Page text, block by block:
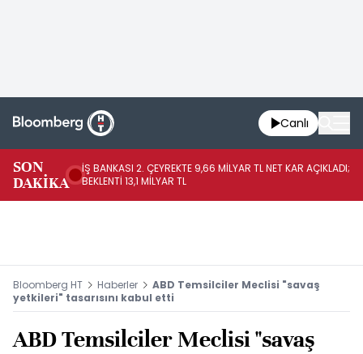
Canlı
SON
DAKİKA
İŞ BANKASI 2. ÇEYREKTE 9,66 MİLYAR TL NET KAR AÇIKLADI;
BEKLENTİ 13,1 MİLYAR TL
Bloomberg HT Haberler
ABD Temsilciler Meclisi "savaş
yetkileri" tasarısını kabul etti
ABD Temsilciler Meclisi "savaş